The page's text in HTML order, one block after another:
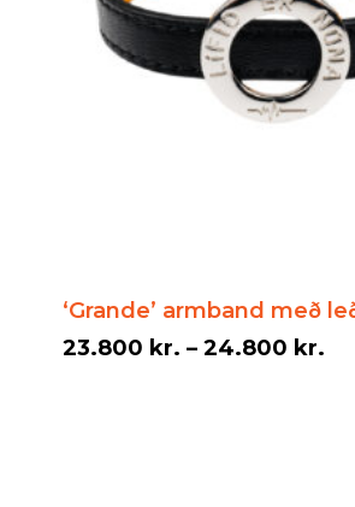
‘Grande’ armband með
23.800 kr. – 24.800 kr.